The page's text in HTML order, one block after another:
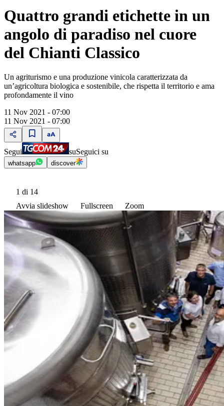
Quattro grandi etichette in un
angolo di paradiso nel cuore
del Chianti Classico
Un agriturismo e una produzione vinicola caratterizzata da
un’agricoltura biologica e sostenibile, che rispetta il territorio e ama
profondamente il vino
11 Nov 2021 - 07:00
11 Nov 2021 - 07:00
Segui suSeguici su
whatsapp discover
1 di 14
Avvia slideshow
Fullscreen Zoom